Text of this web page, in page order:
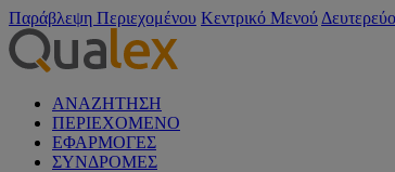
Παράβλεψη Περιεχομένου Κεντρικό Μενού
ΑΝΑΖΗΤΗΣΗ
ΠΕΡΙΕΧΟΜΕΝΟ
ΕΦΑΡΜΟΓΕΣ
ΣΥΝΔΡΟΜΕΣ